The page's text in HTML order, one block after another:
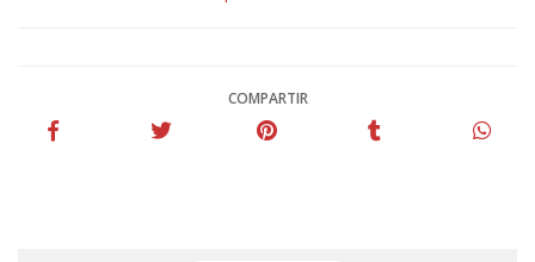
COMPARTIR